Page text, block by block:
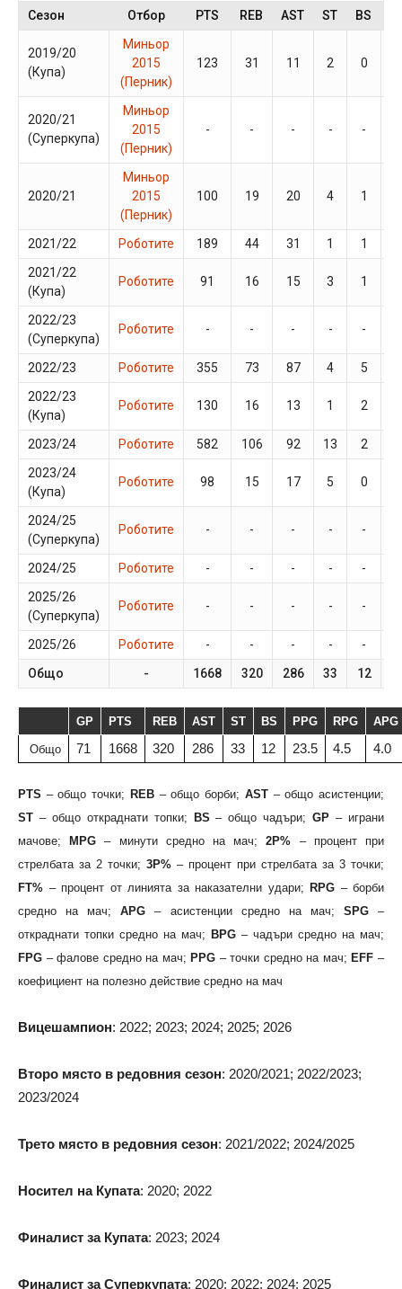
Сезон Отбор PTS REB AST ST BS
2019/20
(Купа)
Миньор
2015
(Перник)
123 31 11 2 0
2020/21
(Суперкупа)
Миньор
2015
(Перник)
- - - - -
2020/21
Миньор
2015
(Перник)
100 19 20 4 1
2021/22 Роботите 189 44 31 1 1
2021/22
(Купа)
Роботите 91 16 15 3 1
2022/23
(Суперкупа)
Роботите - - - - -
2022/23 Роботите 355 73 87 4 5
2022/23
(Купа)
Роботите 130 16 13 1 2
2023/24 Роботите 582 106 92 13 2
2023/24
(Купа)
Роботите 98 15 17 5 0
2024/25
(Суперкупа)
Роботите - - - - -
2024/25 Роботите - - - - -
2025/26
(Суперкупа)
Роботите - - - - -
2025/26 Роботите - - - - -
Общо
- 1668 320 286 33 12
GP PTS REB AST ST BS PPG RPG APG
Общо 71 1668 320 286 33 12 23.5 4.5 4.0
PTS – общо точки; REB– общо борби; AST– общо асистенции;
ST – общо откраднати топки; BS – общо чадъри;GP – играни
мачове;
MPG – минути средно на мач;2P% – процент при
стрелбата за 2 точки; 3P% – процент при стрелбата за 3 точки;
FT% – процент от линията за наказателни удари; RPG – борби
средно на мач;APG – асистенции средно на мач; SPG–
откраднати топки средно на мач; BPG – чадъри средно на мач;
FPG – фалове средно на мач; PPG – точки средно на мач; EFF –
коефициент на полезно действие средно на мач
Вицешампион: 2022; 2023; 2024; 2025; 2026
Второ място в редовния сезон: 2020/2021; 2022/2023;
2023/2024
Трето място в редовния сезон: 2021/2022; 2024/2025
Носител на Купата: 2020; 2022
Финалист за Купата: 2023; 2024
Финалист за Суперкупата: 2020; 2022; 2024; 2025